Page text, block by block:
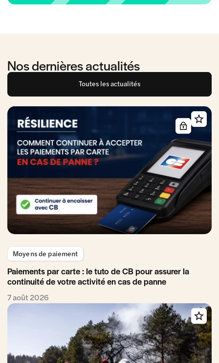
Nos dernières actualités
Toutes les actualités
Moyens de paiement
Paiements par carte : le tuto de CB pour assurer la
continuité de votre activité en cas de panne
7 août 2026